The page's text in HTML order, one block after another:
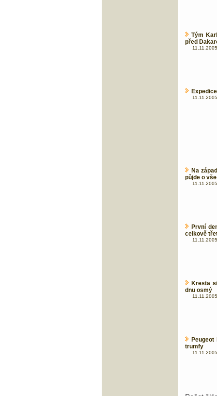
Tým
před
Na
půjde o
První
celkově
Kresta
dnu osmý
trumfy